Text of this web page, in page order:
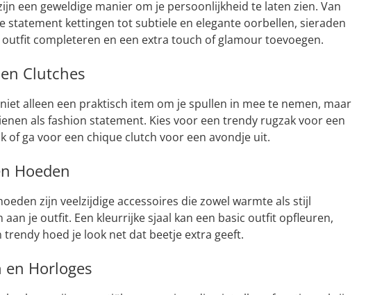
een geweldige manier om je persoonlijkheid te laten zien. Van
statement kettingen tot subtiele en elegante oorbellen, sieraden
completeren en een extra touch of glamour toevoegen.
Clutches
alleen een praktisch item om je spullen in mee te nemen, maar
als fashion statement. Kies voor een trendy rugzak voor een
of ga voor een chique clutch voor een avondje uit.
Hoeden
zijn veelzijdige accessoires die zowel warmte als stijl
aan je outfit. Een kleurrijke sjaal kan een basic outfit opfleuren,
trendy hoed je look net dat beetje extra geeft.
en Horloges